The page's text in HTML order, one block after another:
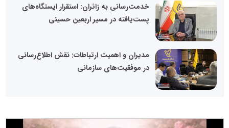
خدمت‌رسانی به زائران: استقرار ایستگاه‌های
پست‌یافته در مسیر اربعین حسینی
مدیران و اهمیت ارتباطات: نقش اطلاع‌رسانی
در موفقیت‌های سازمانی